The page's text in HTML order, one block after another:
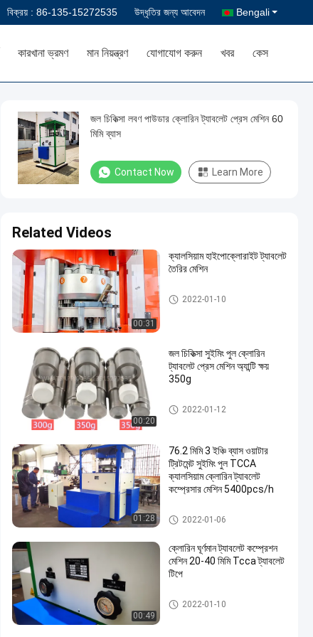
বিক্রয় : 86-135-15272535 উদ্ধৃতির জন্য আবেদন Bengali
কারখানা ভ্রমণ মান নিয়ন্ত্রণ যোগাযোগ করুন খবর কেস
জল চিকিত্সা লবণ পাউডার ক্লোরিন ট্যাবলেট প্রেস মেশিন 60
মিমি ব্যাস
Contact Now Learn More
Related Videos
00:31
ক্যালসিয়াম হাইপোক্লোরাইট ট্যাবলেট
তৈরির মেশিন
ক্লোরিন ট্যাবলেট প্রেস মেশিন
2022-01-10
00:20
জল চিকিত্সা সুইমিং পুল ক্লোরিন
ট্যাবলেট প্রেস মেশিন অ্যান্টি ক্ষয়
350g
ক্লোরিন ট্যাবলেট প্রেস মেশিন
2022-01-12
01:28
76.2 মিমি 3 ইঞ্চি ব্যাস ওয়াটার
ট্রিটমেন্ট সুইমিং পুল TCCA
ক্যালসিয়াম ক্লোরিন ট্যাবলেট
কম্প্রেসার মেশিন 5400pcs/h
ক্লোরিন ট্যাবলেট প্রেস মেশিন
2022-01-06
00:49
ক্লোরিন ঘূর্ণমান ট্যাবলেট কম্প্রেশন
মেশিন 20-40 মিমি Tcca ট্যাবলেট
টিপে
ক্লোরিন ট্যাবলেট প্রেস মেশিন
2022-01-10